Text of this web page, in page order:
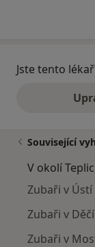
Jste tento
Související
V okolí Teplic
Zubaři v
Zubaři v
Zubaři v